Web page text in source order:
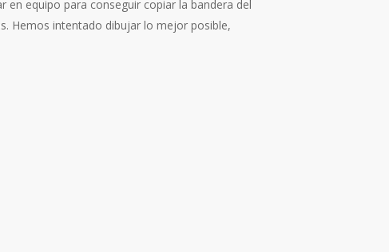
equipo para conseguir copiar la bandera del
Hemos intentado dibujar lo mejor posible,